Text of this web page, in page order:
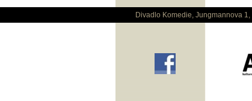
Divadlo Komedie, Jungmannova